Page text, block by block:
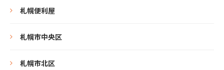
札幌便利屋
札幌市中央区
札幌市北区